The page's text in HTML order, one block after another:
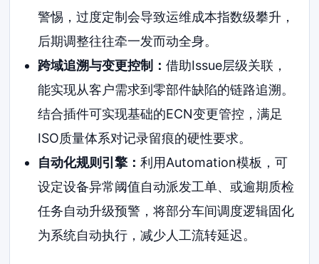
警惕，过度定制会导致运维成本指数级攀升，
后期调整往往牵一发而动全身。
跨域追溯与变更控制： 借助Issue层级关联，
能实现从客户需求到零部件缺陷的链路追溯。
结合插件可实现基础的ECN变更管控，满足
ISO质量体系对记录留痕的硬性要求。
自动化规则引擎： 利用Automation模板，可
设定设备异常阈值自动派发工单、或逾期质检
任务自动升级预警，将部分车间调度逻辑固化
为系统自动执行，减少人工流转延迟。